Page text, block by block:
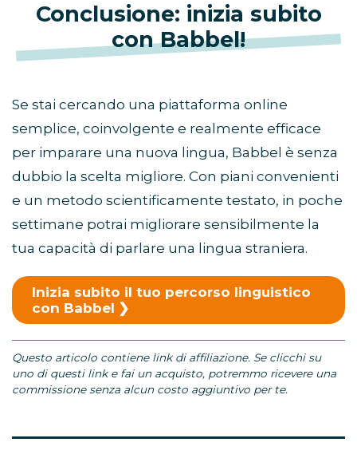
Conclusione: inizia subito
con Babbel!
Se stai cercando una piattaforma online
semplice, coinvolgente e realmente efficace
per imparare una nuova lingua, Babbel è senza
dubbio la scelta migliore. Con piani convenienti
e un metodo scientificamente testato, in poche
settimane potrai migliorare sensibilmente la
tua capacità di parlare una lingua straniera.
Inizia subito il tuo percorso linguistico
con Babbel
Questo articolo contiene link di affiliazione. Se clicchi su
uno di questi link e fai un acquisto, potremmo ricevere una
commissione senza alcun costo aggiuntivo per te.